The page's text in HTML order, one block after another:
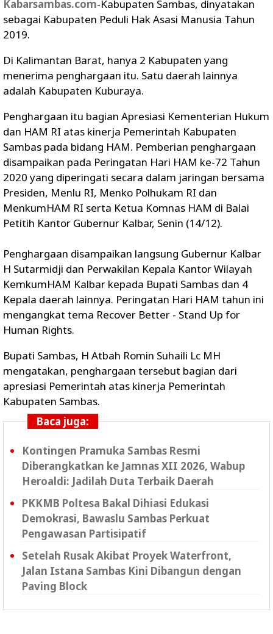
Kabarsambas.com-Kabupaten Sambas, dinyatakan
sebagai Kabupaten Peduli Hak Asasi Manusia Tahun
2019.
Di Kalimantan Barat, hanya 2 Kabupaten yang
menerima penghargaan itu. Satu daerah lainnya
adalah Kabupaten Kuburaya.
Penghargaan itu bagian Apresiasi Kementerian Hukum
dan HAM RI atas kinerja Pemerintah Kabupaten
Sambas pada bidang HAM. Pemberian penghargaan
disampaikan pada Peringatan Hari HAM ke-72 Tahun
2020 yang diperingati secara dalam jaringan bersama
Presiden, Menlu RI, Menko Polhukam RI dan
MenkumHAM RI serta Ketua Komnas HAM di Balai
Petitih Kantor Gubernur Kalbar, Senin (14/12).
Penghargaan disampaikan langsung Gubernur Kalbar
H Sutarmidji dan Perwakilan Kepala Kantor Wilayah
KemkumHAM Kalbar kepada Bupati Sambas dan 4
Kepala daerah lainnya. Peringatan Hari HAM tahun ini
mengangkat tema Recover Better - Stand Up for
Human Rights.
Bupati Sambas, H Atbah Romin Suhaili Lc MH
mengatakan, penghargaan tersebut bagian dari
apresiasi Pemerintah atas kinerja Pemerintah
Kabupaten Sambas.
Baca juga:
Kontingen Pramuka Sambas Resmi
Diberangkatkan ke Jamnas XII 2026, Wabup
Heroaldi: Jadilah Duta Terbaik Daerah
PKKMB Poltesa Bakal Dihiasi Edukasi
Demokrasi, Bawaslu Sambas Perkuat
Pengawasan Partisipatif
Setelah Rusak Akibat Proyek Waterfront,
Jalan Istana Sambas Kini Dibangun dengan
Paving Block